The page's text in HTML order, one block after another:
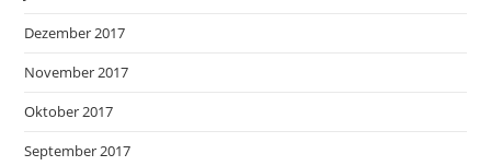
Dezember 2017
November 2017
Oktober 2017
September 2017